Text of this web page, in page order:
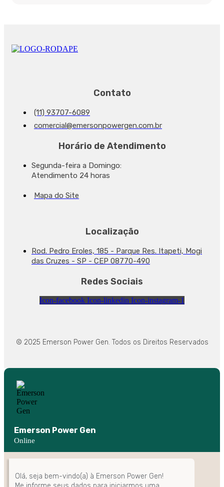
Contato
(11) 93707-6089
comercial@emersonpowergen.com.br
Horário de Atendimento
Segunda-feira a Domingo:
Atendimento 24 horas
Mapa do Site
Localização
Rod. Pedro Eroles, 185 - Parque Res. Itapeti, Mogi
das Cruzes - SP - CEP 08770-490
Redes Sociais
Icon-facebook Icon-linkedin Icon-instagram-1
© 2025 Emerson Power Gen. Todos os Direitos Reservados
Emerson Power Gen
Online
Olá, seja bem-vindo(a) à Emerson Power Gen!